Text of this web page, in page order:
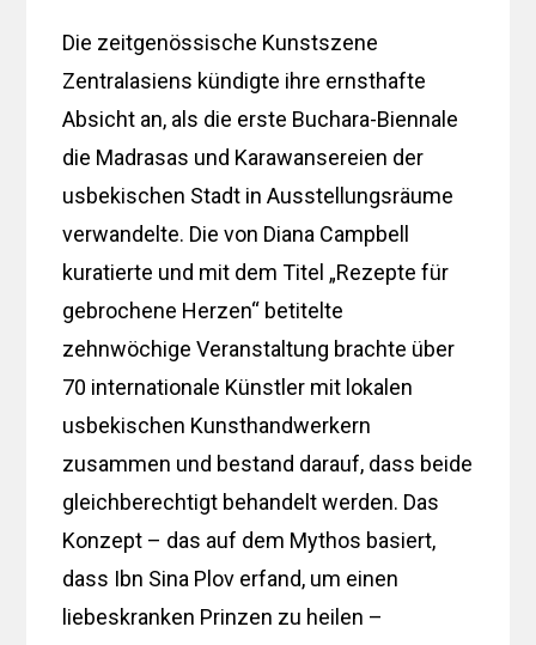
Die zeitgenössische Kunstszene
Zentralasiens kündigte ihre ernsthafte
Absicht an, als die erste Buchara-Biennale
die Madrasas und Karawansereien der
usbekischen Stadt in Ausstellungsräume
verwandelte. Die von Diana Campbell
kuratierte und mit dem Titel „Rezepte für
gebrochene Herzen“ betitelte
zehnwöchige Veranstaltung brachte über
70 internationale Künstler mit lokalen
usbekischen Kunsthandwerkern
zusammen und bestand darauf, dass beide
gleichberechtigt behandelt werden. Das
Konzept – das auf dem Mythos basiert,
dass Ibn Sina Plov erfand, um einen
liebeskranken Prinzen zu heilen –